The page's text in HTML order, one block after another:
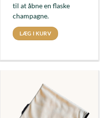
til at åbne en flaske
champagne.
LÆG I KURV